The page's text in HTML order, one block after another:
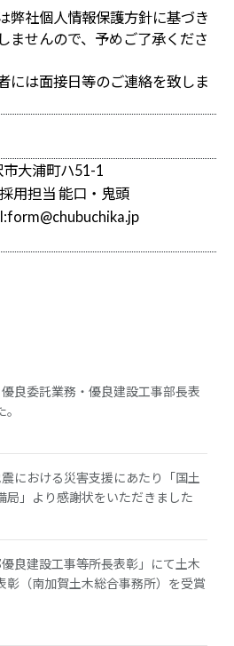
弊社個人情報保護方針に基づき
ませんので、予めご了承くださ
には面接日等のご連絡を致しま
大浦町ハ51-1
用担当 能口・鬼頭
良委託業務・優良建設工事部長表
における災害支援にあたり「国土
局」より感謝状をいただきました
優良建設工事等所長表彰」にて土木
彰（南加賀土木総合事務所）を受賞